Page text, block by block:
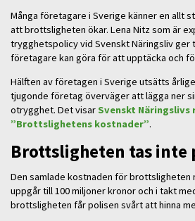
Många företagare i Sverige känner en allt
att brottsligheten ökar. Lena Nitz som är
trygghetspolicy vid Svenskt Näringsliv ger
företagare kan göra för att upptäcka och
Hälften av företagen i Sverige utsätts
tjugonde företag överväger att lägga ner
otrygghet. Det visar Svenskt
”Brottslighetens kostnader”.
Brottsligheten tas inte
Den samlade kostnaden för brottsligheten
uppgår till 100 miljoner kronor och i takt
brottsligheten får polisen svårt att hinna